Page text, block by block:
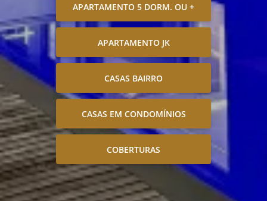
APARTAMENTO 5 DORM. OU +
APARTAMENTO JK
CASAS BAIRRO
CASAS EM CONDOMÍNIOS
COBERTURAS